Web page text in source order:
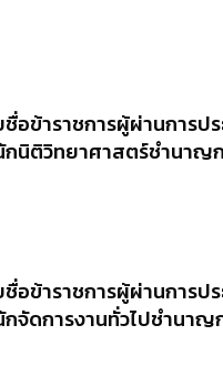
ข้าราชการผู้ผ่านการป
กนิติวิทยาศาสตร์ชำนาญ
ข้าราชการผู้ผ่านการป
จัดการงานทั่วไปชำนาญ